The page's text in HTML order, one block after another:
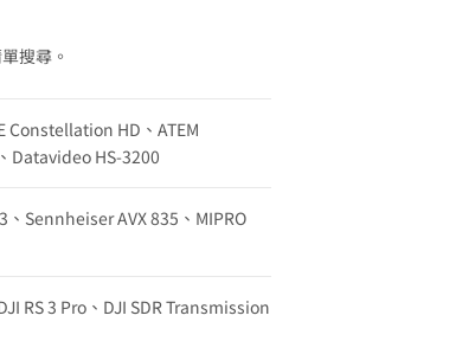
搜尋。
Constellation HD、ATEM
Datavideo HS-3200
Sennheiser AVX 835、MIPRO
RS 3 Pro、DJI SDR Transmission